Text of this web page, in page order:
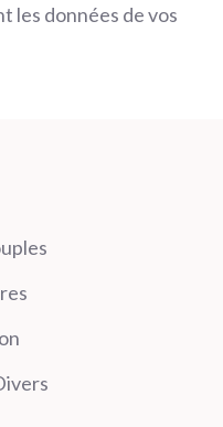
les données de vos